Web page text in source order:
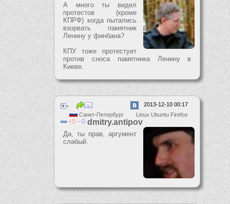
А много ты видел
протестов (кроме
КПРФ) когда пытались
взорвать памятник
Ленину у финбана?
КПУ тоже протестует
против сноса памятника Ленину в
Киеве.
2013-12-10 00:17
Linux Ubuntu Firefox
Санкт-Петербург
0 0 dmitry.antipov
Да, ты прав, аргумент
слабый.